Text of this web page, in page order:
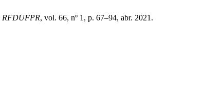
RFDUFPR, vol. 66, nº 1, p. 67–94, abr. 2021.